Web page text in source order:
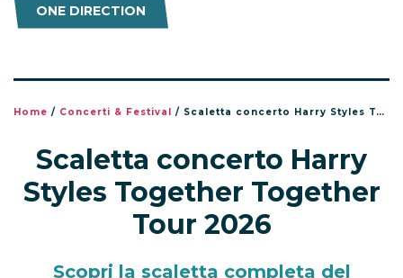
ONE DIRECTION
Home / Concerti & Festival / Scaletta concerto Harry Styles Together Together Tour 2026
Scaletta concerto Harry
Styles Together Together
Tour 2026
Scopri la scaletta completa del